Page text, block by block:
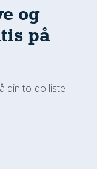
og
på
din to-do liste